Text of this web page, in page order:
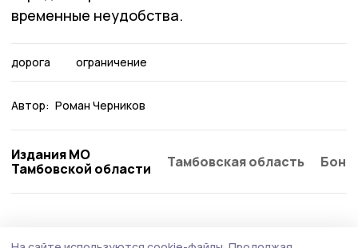
временные неудобства.
дорога ограничение
Автор: Роман Черников
Издания МО
Тамбовской области
Тамбовская область